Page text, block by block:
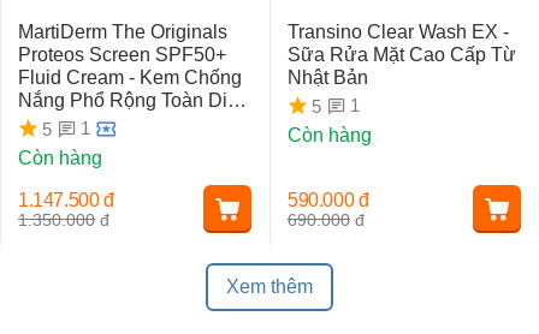
MartiDerm The Originals
Proteos Screen SPF50+
Fluid Cream - Kem Chống
Nắng Phổ Rộng Toàn Diện
Ngừa Lão Hóa, Nám Da
5
1
Còn hàng
1.350.000 đ
1.147.500 đ
Transino Clear Wash EX -
Sữa Rửa Mặt Cao Cấp Từ
Nhật Bản
5
1
Còn hàng
690.000 đ
590.000 đ
Xem thêm